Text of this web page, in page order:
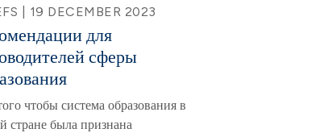
| 19 DECEMBER 2023
для
сферы
чтобы система образования в
стране была признана